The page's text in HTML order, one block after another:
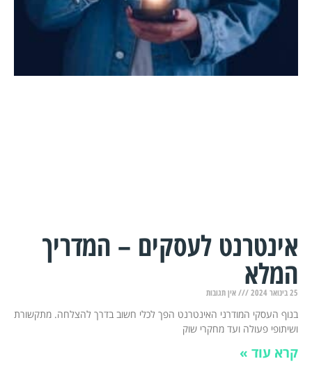
אינטרנט לעסקים – המדריך
המלא
25 בינואר 2024 אין תגובות
בנוף העסקי המודרני האינטרנט הפך לכלי חשוב בדרך להצלחה. מתקשורת
ושיתופי פעולה ועד מחקרי שוק
קרא עוד »